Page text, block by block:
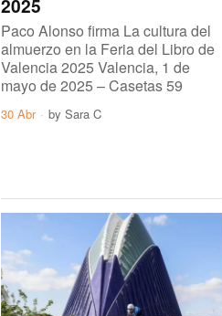
2025
Paco Alonso firma La cultura del
almuerzo en la Feria del Libro de
Valencia 2025 Valencia, 1 de
mayo de 2025 – Casetas 59
30 Abr by Sara C